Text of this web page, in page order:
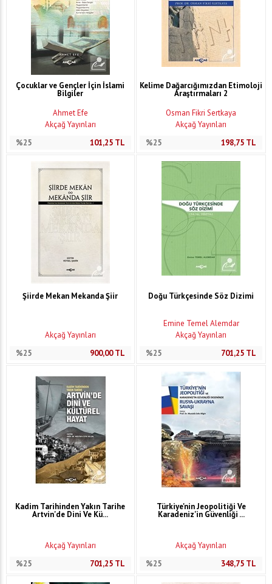
Çocuklar ve Gençler İçin İslami
Bilgiler
Ahmet Efe
Akçağ Yayınları
%25
101,25TL
Kelime Dağarcığımızdan Etimoloji
Araştırmaları 2
Osman Fikri Sertkaya
Akçağ Yayınları
%25
198,75 TL
Şiirde Mekan Mekanda Şiir
Akçağ Yayınları
%25
900,00TL
Doğu Türkçesinde Söz Dizimi
Emine Temel Alemdar
Akçağ Yayınları
%25
701,25 TL
Kadim Tarihinden Yakın Tarihe
Artvin'de Dini Ve Kü...
Akçağ Yayınları
%25
701,25TL
Türkiye'nin Jeopolitiği Ve
Karadeniz'in Güvenliği ...
Akçağ Yayınları
%25
348,75 TL